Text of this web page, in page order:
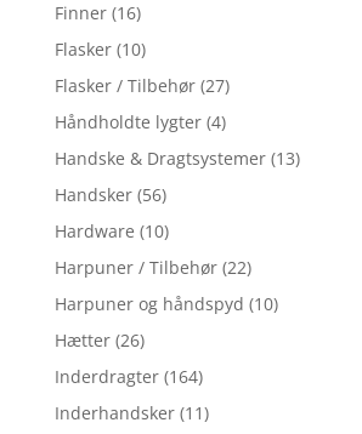
Finner (16)
Flasker (10)
Flasker / Tilbehør (27)
Håndholdte lygter (4)
Handske & Dragtsystemer (13)
Handsker (56)
Hardware (10)
Harpuner / Tilbehør (22)
Harpuner og håndspyd (10)
Hætter (26)
Inderdragter (164)
Inderhandsker (11)